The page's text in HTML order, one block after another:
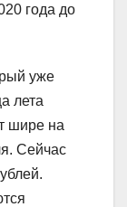
года до
уже
лета
шире на
Сейчас